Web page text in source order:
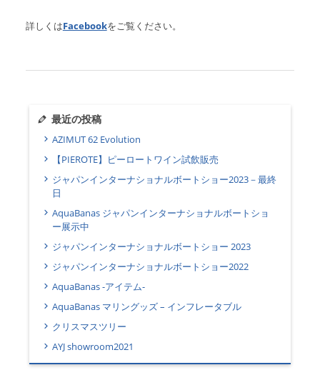
詳しくはFacebookをご覧ください。
最近の投稿
AZIMUT 62 Evolution
【PIEROTE】ピーロートワイン試飲販売
ジャパンインターナショナルボートショー2023－最終
日
AquaBanas ジャパンインターナショナルボートショ
ー展示中
ジャパンインターナショナルボートショー 2023
ジャパンインターナショナルボートショー2022
AquaBanas -アイテム-
AquaBanas マリングッズ – インフレータブル
クリスマスツリー
AYJ showroom2021